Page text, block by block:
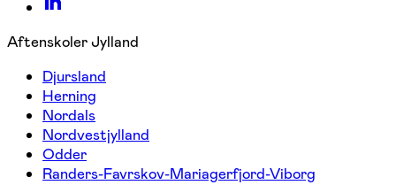
Aftenskoler Jylland
Djursland
Herning
Nordals
Nordvestjylland
Odder
Randers-Favrskov-Mariagerfjord-Viborg